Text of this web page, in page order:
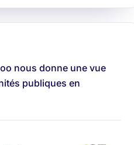
nous donne une vue
publiques en